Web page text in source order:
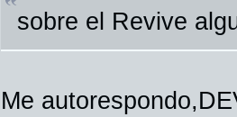
sobre el Revive
Me